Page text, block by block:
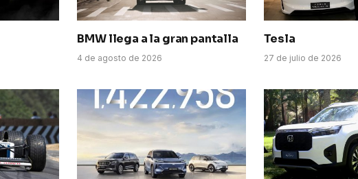
BMW llega a la gran pantalla
4 de agosto de 2026
Tesla
27 de julio de 2026